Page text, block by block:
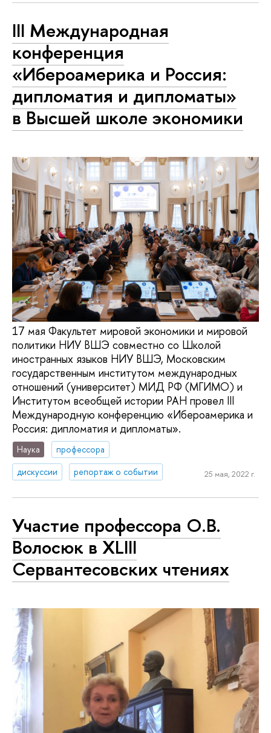
III Международная
конференция
«Ибероамерика и Россия:
дипломатия и дипломаты»
в Высшей школе экономики
17 мая Факультет мировой экономики и мировой
политики НИУ ВШЭ совместно со Школой
иностранных языков НИУ ВШЭ, Московским
государственным институтом международных
отношений (университет) МИД РФ (МГИМО) и
Институтом всеобщей истории РАН провел III
Международную конференцию «Ибероамерика и
Россия: дипломатия и дипломаты».
Наука
профессора
дискуссии
репортаж о событии 25 мая, 2022 г.
Участие профессора О.В.
Волосюк в XLIII
Сервантесовских чтениях